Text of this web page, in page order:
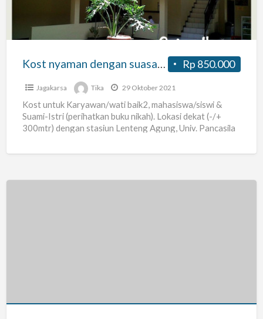
Rp 850.000
Jagakarsa Tika 29 Oktober 2021
Kost untuk Karyawan/wati baik2, mahasiswa/siswi &
Suami-Istri (perihatkan buku nikah). Lokasi dekat (-/+
300mtr) dengan stasiun Lenteng Agung, Univ. Pancasila